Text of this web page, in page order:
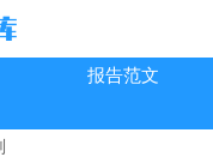
报告范文